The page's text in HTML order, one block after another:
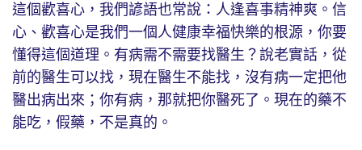
這個歡喜心，我們諺語也常說：人逢喜事精神爽。信
心、歡喜心是我們一個人健康幸福快樂的根源，你要
懂得這個道理。有病需不需要找醫生？說老實話，從
前的醫生可以找，現在醫生不能找，沒有病一定把他
醫出病出來；你有病，那就把你醫死了。現在的藥不
能吃，假藥，不是真的。